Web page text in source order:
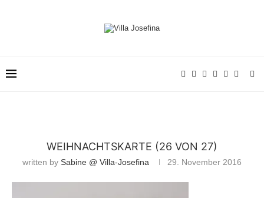
WEIHNACHTSKARTE (26 VON 27)
written by Sabine @ Villa-Josefina 29. November 2016